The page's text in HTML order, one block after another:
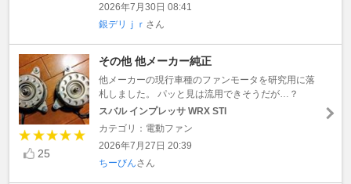
2026年7月30日 08:41
銀デリｊｒ さん
25
その他 他メーカー純正
他メーカーの現行車種のファンモータを研究用に落
札しました。 パッと見は流用できそうだが…？
スバル インプレッサ WRX STI
カテゴリ：電動ファン
2026年7月27日 20:39
ちーびんさん